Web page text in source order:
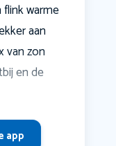
warme
aan
van zon
en de
app